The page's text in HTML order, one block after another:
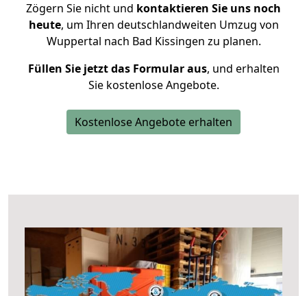
Zögern Sie nicht und kontaktieren Sie uns noch
heute, um Ihren deutschlandweiten Umzug von
Wuppertal nach Bad Kissingen zu planen.
Füllen Sie jetzt das Formular aus, und erhalten
Sie kostenlose Angebote.
Kostenlose Angebote erhalten